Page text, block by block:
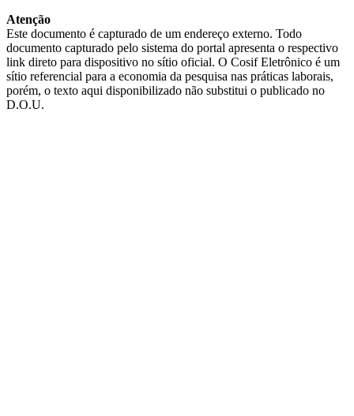
Atenção
Este documento é capturado de um endereço externo. Todo
documento capturado pelo sistema do portal apresenta o respectivo
link direto para dispositivo no sítio oficial. O Cosif Eletrônico é um
sítio referencial para a economia da pesquisa nas práticas laborais,
porém, o texto aqui disponibilizado não substitui o publicado no
D.O.U.